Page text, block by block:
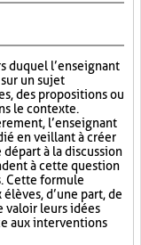
duquel l’enseignant
un sujet
des propositions ou
le contexte.
l’enseignant
en veillant à créer
à la discussion
à cette question
Cette formule
d’une part, de
valoir leurs idées
aux interventions